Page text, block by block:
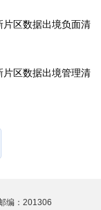
区数据出境负面清
区数据出境管理清
编：201306